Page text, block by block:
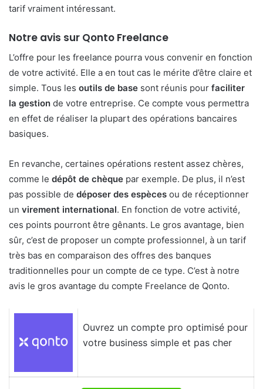
tarif vraiment intéressant.
Notre avis sur Qonto Freelance
L’offre pour les freelance pourra vous convenir en fonction
de votre activité. Elle a en tout cas le mérite d’être claire et
simple. Tous les outils de base sont réunis pour faciliter
la gestion de votre entreprise. Ce compte vous permettra
en effet de réaliser la plupart des opérations bancaires
basiques.
En revanche, certaines opérations restent assez chères,
comme le dépôt de chèque par exemple. De plus, il n’est
pas possible de déposer des espèces ou de réceptionner
un virement international. En fonction de votre activité,
ces points pourront être gênants. Le gros avantage, bien
sûr, c’est de proposer un compte professionnel, à un tarif
très bas en comparaison des offres des banques
traditionnelles pour un compte de ce type. C’est à notre
avis le gros avantage du compte Freelance de Qonto.
Ouvrez un compte pro optimisé pour
votre business simple et pas cher